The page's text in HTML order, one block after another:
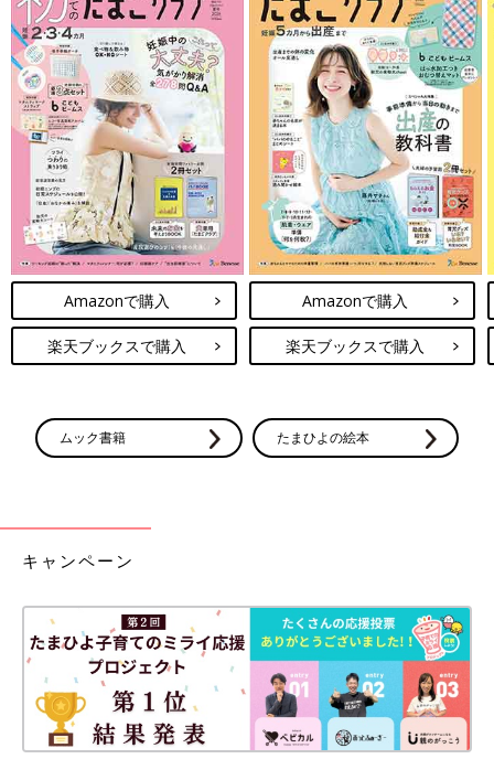
Amazonで購入
楽天ブックスで購入
Amazonで購入
楽天ブックスで購入
ムック書籍 たまひよの絵本
キャンペーン